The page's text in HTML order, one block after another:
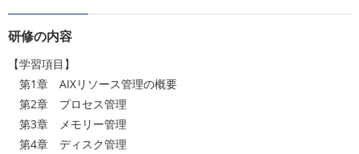
研修の内容
【学習項目】
第1章 AIXリソース管理の概要
第2章 プロセス管理
第3章 メモリー管理
第4章 ディスク管理